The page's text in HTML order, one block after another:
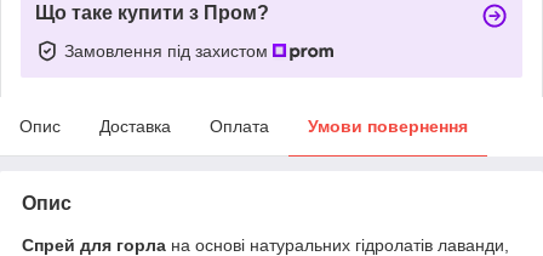
Що таке купити з Пром?
Замовлення під захистом
Опис Доставка Оплата Умови повернення
Опис
Спрей для горла на основі натуральних гідролатів лаванди,